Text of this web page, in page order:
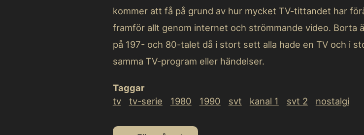
kommer att få på grund av hur mycket TV-tittandet har
framför allt genom internet och strömmande video. Borta
på 197- och 80-talet då i stort sett alla hade en TV och i
samma TV-program eller händelser.
Taggar
tv
tv-serie 1980 1990 svt kanal 1 svt 2 nostalgi